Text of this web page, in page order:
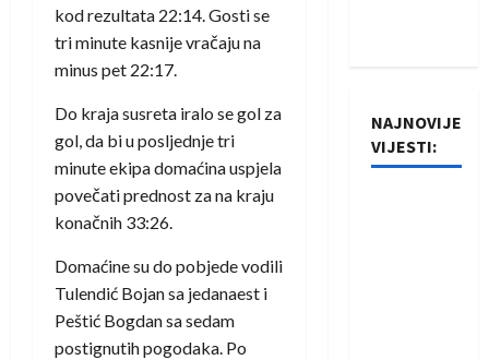
kod rezultata 22:14. Gosti se
tri minute kasnije vračaju na
minus pet 22:17.
Do kraja susreta iralo se gol za
gol, da bi u posljednje tri
minute ekipa domaćina uspjela
povečati prednost za na kraju
konačnih 33:26.
Domaćine su do pobjede vodili
Tulendić Bojan sa jedanaest i
Peštić Bogdan sa sedam
postignutih pogodaka. Po
NAJNOVIJE
VIJESTI: